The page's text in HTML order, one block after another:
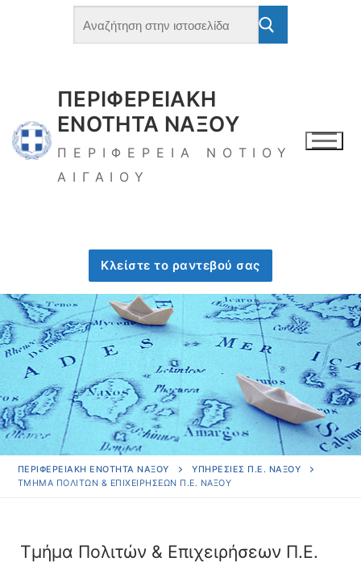
ΠΕΡΙΦΕΡΕΙΑΚΗ
ΕΝΟΤΗΤΑ ΝΑΞΟΥ
ΠΕΡΙΦΕΡΕΙΑ ΝΟΤΙΟΥ
ΑΙΓΑΙΟΥ
Κλείστε το ραντεβού σας
ΠΕΡΙΦΕΡΕΙΑΚΗ ΕΝΟΤΗΤΑ ΝΑΞΟΥ
ΥΠΗΡΕΣΊΕΣ Π.Ε. ΝΆΞΟΥ
ΤΜΉΜΑ ΠΟΛΙΤΏΝ & ΕΠΙΧΕΙΡΉΣΕΩΝ Π.Ε. ΝΆΞΟΥ
Τμήμα Πολιτών & Επιχειρήσεων Π.Ε.